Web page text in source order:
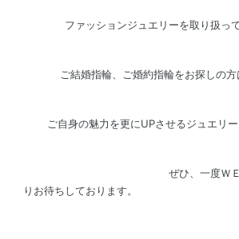
ファッションジュエリーを取り扱っ
ご結婚指輪、ご婚約指輪をお探しの方
ご自身の魅力を更にUPさせるジュエリ
ぜひ、一度ＷＥＤＹへ
りお待ちしております。